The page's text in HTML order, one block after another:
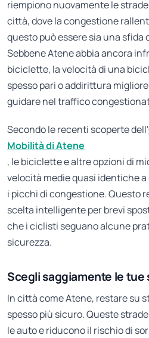
riempiono nuovamente le
città, dove la congestione
questo può essere sia una sfida
Sebbene Atene abbia ancora
biciclette, la velocità di una
spesso pari o addirittura
guidare nel traffico
Secondo le recenti scoperte dell'
Mobilità di Atene
, le biciclette e altre opzioni di
velocità medie quasi identiche
i picchi di congestione. Questo
scelta intelligente per brevi
che i ciclisti seguano alcune
sicurezza.
Scegli saggiamente le tue
In città come Atene, restare su
spesso più sicuro. Queste
le auto e riducono il rischio di